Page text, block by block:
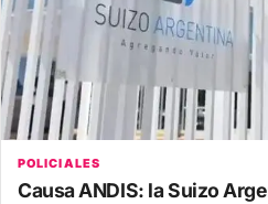
POLICIALES
Causa ANDIS: la Suizo